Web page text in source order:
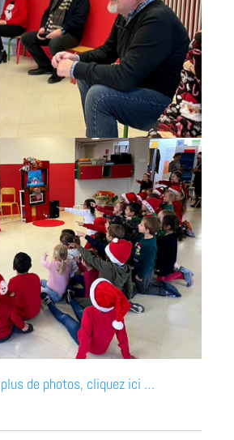
de photos, cliquez ici …